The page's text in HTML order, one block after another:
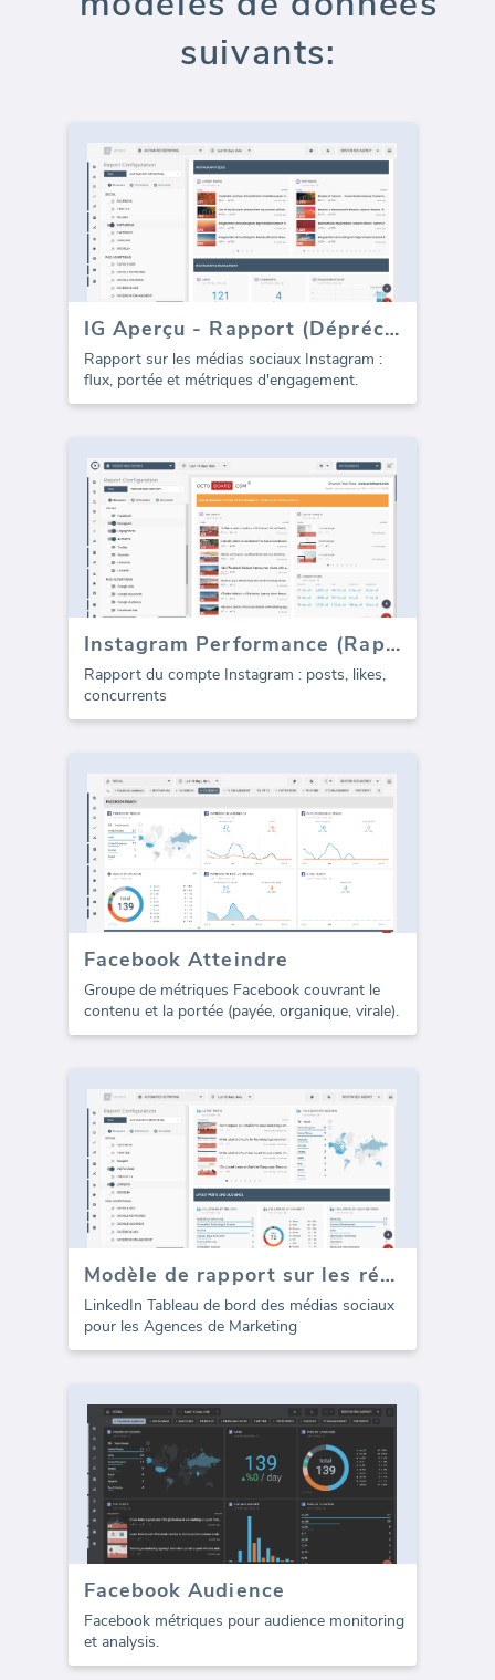
suivants:
IG Aperçu - Rapport (Déprécié)
Rapport sur les médias sociaux Instagram :
flux, portée et métriques d'engagement.
Instagram Performance (Rapport)
Rapport du compte Instagram : posts, likes,
concurrents
Facebook Atteindre
Groupe de métriques Facebook couvrant le
contenu et la portée (payée, organique, virale).
Modèle de rapport sur les réseaux sociaux (LinkedIn)
LinkedIn Tableau de bord des médias sociaux
pour les Agences de Marketing
Facebook Audience
Facebook métriques pour audience monitoring
et analysis.